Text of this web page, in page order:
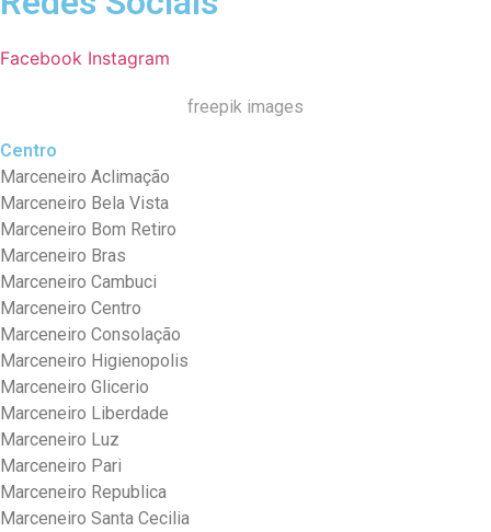
Facebook Instagram
freepik images
Centro
Marceneiro Aclimação
Marceneiro Bela Vista
Marceneiro Bom Retiro
Marceneiro Bras
Marceneiro Cambuci
Marceneiro Centro
Marceneiro Consolação
Marceneiro Higienopolis
Marceneiro Glicerio
Marceneiro Liberdade
Marceneiro Luz
Marceneiro Pari
Marceneiro Republica
Marceneiro Santa Cecilia